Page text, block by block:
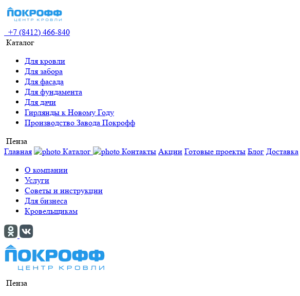
+7 (8412) 466-840
Каталог
Для кровли
Для забора
Для фасада
Для фундамента
Для дачи
Гирлянды к Новому Году
Производство Завода Покрофф
Пенза
Главная
Каталог Контакты Акции Готовые проекты Блог Доставка
О компании
Услуги
Советы и инструкции
Для бизнеса
Кровельщикам
Пенза